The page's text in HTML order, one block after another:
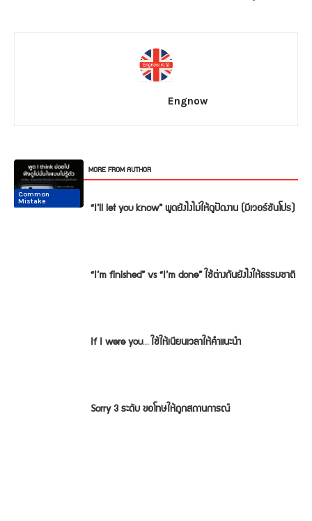
Engnow
RELATED ARTICLES MORE FROM AUTHOR
Conversation “I’ll let you know” พูดยังไงไม่ให้ดูปัดงาน (มีเวอร์ชันโปร)
Conversation
“I’m finished” vs “I’m done” ใช้ต่างกันยังไงให้ธรรมชาติ
Conversation
If I were you… ใช้ให้เนียนเวลาให้คำแนะนำ
Conversation
Sorry 3 ระดับ ขอโทษให้ถูกสถานการณ์
Common
Mistake
Common
Mistake